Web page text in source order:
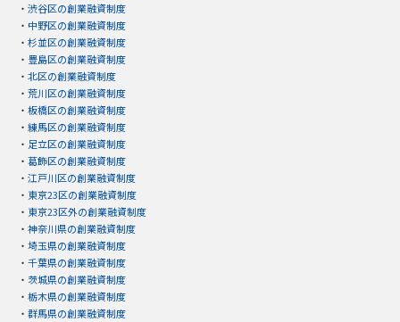
・ 渋谷区の創業融資制度
・ 中野区の創業融資制度
・ 杉並区の創業融資制度
・ 豊島区の創業融資制度
・ 北区の創業融資制度
・ 荒川区の創業融資制度
・ 板橋区の創業融資制度
・ 練馬区の創業融資制度
・ 足立区の創業融資制度
・ 葛飾区の創業融資制度
・ 江戸川区の創業融資制度
・ 東京23区の創業融資制度
・ 東京23区外の創業融資制度
・ 神奈川県の創業融資制度
・ 埼玉県の創業融資制度
・ 千葉県の創業融資制度
・ 茨城県の創業融資制度
・ 栃木県の創業融資制度
・ 群馬県の創業融資制度